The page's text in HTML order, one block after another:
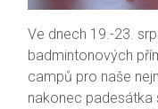
Ve dnech 19.-23.
badmintonových
campů pro naše
nakonec padesátka